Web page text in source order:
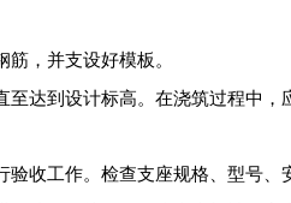
，并支设好模板。
至达到设计标高。在浇筑过程中
验收工作。检查支座规格、型号